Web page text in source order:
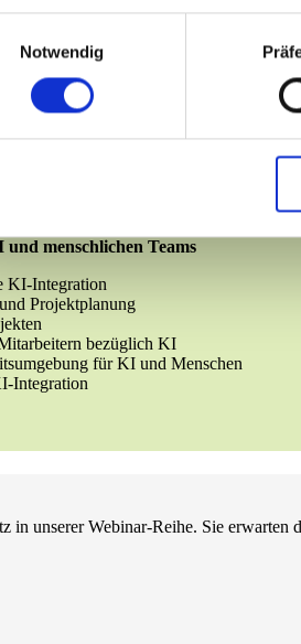
Optionen finden Sie unter Punkt
zur Datenübermittlung in die
1 S. 1 lit. a) DSGVO ein, dass
Notwendig
in Teams
und Unternehmensgrößen
menschlichen Teams
KI-Integration
Projektplanung
bezüglich KI
für KI und Menschen
Integration
in unserer Webinar-Reihe. Sie